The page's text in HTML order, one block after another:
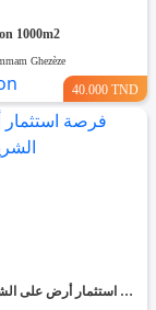
1000m2
Ghezèze
40.000 TND
فرصة استثمار أرض على الشريط الساحلي